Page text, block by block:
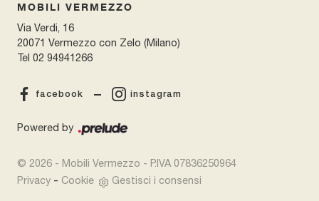
MOBILI VERMEZZO
Via Verdi, 16
20071 Vermezzo con Zelo (Milano)
Tel 02 94941266
facebook instagram
Powered by
© 2026 - Mobili Vermezzo - P.IVA 07836250964
Privacy - Cookie Gestisci i consensi